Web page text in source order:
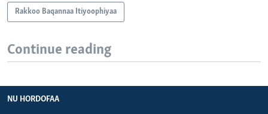
Rakkoo Baqannaa Itiyoophiyaa
Continue reading
NU HORDOFAA